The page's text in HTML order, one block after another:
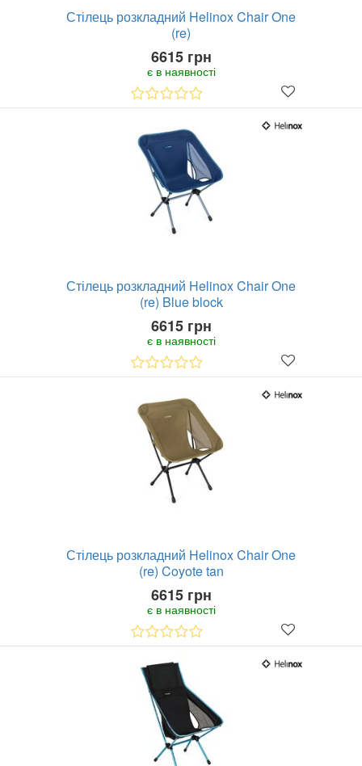
Стілець розкладний Helinox Chair One
(re)
6615 грн
є в наявності
Стілець розкладний Helinox Chair One
(re) Blue block
6615 грн
є в наявності
Стілець розкладний Helinox Chair One
(re) Coyote tan
6615 грн
є в наявності